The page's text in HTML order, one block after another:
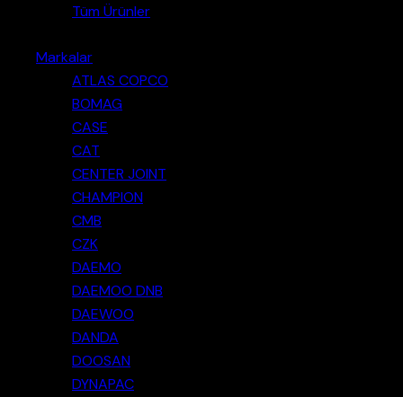
Tüm Ürünler
Markalar
ATLAS COPCO
BOMAG
CASE
CAT
CENTER JOINT
CHAMPION
CMB
CZK
DAEMO
DAEMOO DNB
DAEWOO
DANDA
DOOSAN
DYNAPAC